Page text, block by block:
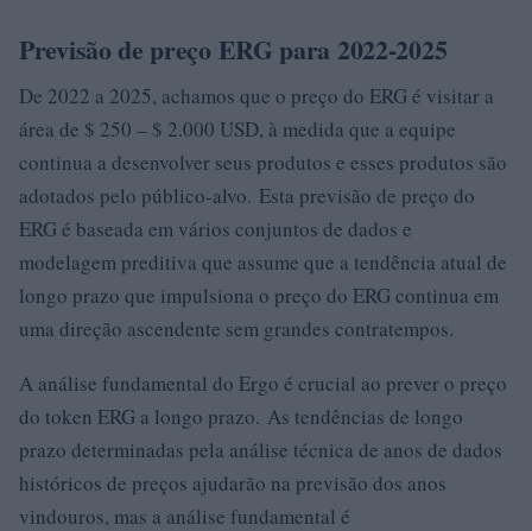
Previsão de preço ERG para 2022-2025
De 2022 a 2025, achamos que o preço do ERG é visitar a
área de $ 250 – $ 2.000 USD, à medida que a equipe
continua a desenvolver seus produtos e esses produtos são
adotados pelo público-alvo. Esta previsão de preço do
ERG é baseada em vários conjuntos de dados e
modelagem preditiva que assume que a tendência atual de
longo prazo que impulsiona o preço do ERG continua em
uma direção ascendente sem grandes contratempos.
A análise fundamental do Ergo é crucial ao prever o preço
do token ERG a longo prazo. As tendências de longo
prazo determinadas pela análise técnica de anos de dados
históricos de preços ajudarão na previsão dos anos
vindouros, mas a análise fundamental é